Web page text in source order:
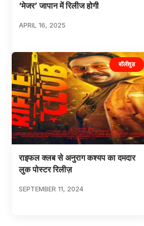
‘मेजर’ जापान में रिलीज होगी
APRIL 16, 2025
बॉलीवुड
राइफल क्लब से अनुराग कश्यप का दमदार
लुक पोस्टर रिलीज़
SEPTEMBER 11, 2024